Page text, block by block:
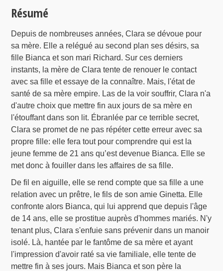
Résumé
Depuis de nombreuses années, Clara se dévoue pour
sa mère. Elle a relégué au second plan ses désirs, sa
fille Bianca et son mari Richard. Sur ces derniers
instants, la mère de Clara tente de renouer le contact
avec sa fille et essaye de la connaître. Mais, l'état de
santé de sa mère empire. Las de la voir souffrir, Clara n'a
d'autre choix que mettre fin aux jours de sa mère en
l'étouffant dans son lit. Ébranlée par ce terrible secret,
Clara se promet de ne pas répéter cette erreur avec sa
propre fille: elle fera tout pour comprendre qui est la
jeune femme de 21 ans qu’est devenue Bianca. Elle se
met donc à fouiller dans les affaires de sa fille.
De fil en aiguille, elle se rend compte que sa fille a une
relation avec un prêtre, le fils de son amie Ginetta. Elle
confronte alors Bianca, qui lui apprend que depuis l'âge
de 14 ans, elle se prostitue auprès d'hommes mariés. N'y
tenant plus, Clara s'enfuie sans prévenir dans un manoir
isolé. Là, hantée par le fantôme de sa mère et ayant
l'impression d'avoir raté sa vie familiale, elle tente de
mettre fin à ses jours. Mais Bianca et son père la